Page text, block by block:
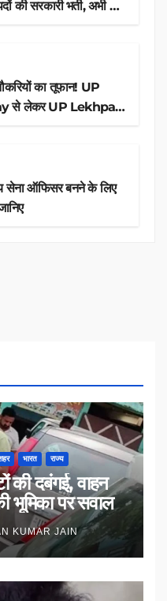
की सरकारी भर्ती, अभी करें
का तूफान! UP
से लेकर UP Lekhpal
सेना ऑफिसर बनने के लिए
भारत राज्य
वाहन
भूमिका पर सवाल
KUMAR JAIN